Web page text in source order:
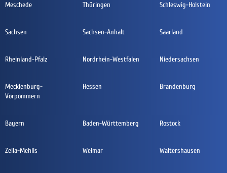
Meschede Thüringen Schleswig-Holstein
Sachsen Sachsen-Anhalt Saarland
Rheinland-Pfalz Nordrhein-Westfalen Niedersachsen
Mecklenburg-
Vorpommern
Hessen Brandenburg
Bayern Baden-Württemberg Rostock
Zella-Mehlis Weimar Waltershausen